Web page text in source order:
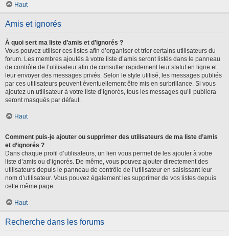
Haut
Amis et ignorés
À quoi sert ma liste d’amis et d’ignorés ?
Vous pouvez utiliser ces listes afin d’organiser et trier certains utilisateurs du
forum. Les membres ajoutés à votre liste d’amis seront listés dans le panneau
de contrôle de l’utilisateur afin de consulter rapidement leur statut en ligne et
leur envoyer des messages privés. Selon le style utilisé, les messages publiés
par ces utilisateurs peuvent éventuellement être mis en surbrillance. Si vous
ajoutez un utilisateur à votre liste d’ignorés, tous les messages qu’il publiera
seront masqués par défaut.
Haut
Comment puis-je ajouter ou supprimer des utilisateurs de ma liste d’amis
et d’ignorés ?
Dans chaque profil d’utilisateurs, un lien vous permet de les ajouter à votre
liste d’amis ou d’ignorés. De même, vous pouvez ajouter directement des
utilisateurs depuis le panneau de contrôle de l’utilisateur en saisissant leur
nom d’utilisateur. Vous pouvez également les supprimer de vos listes depuis
cette même page.
Haut
Recherche dans les forums